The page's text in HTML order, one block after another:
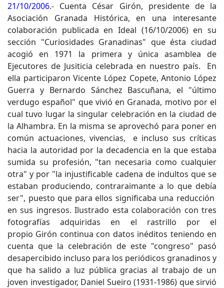
21/10/2006.- Cuenta César Girón, presidente de la
Asociación Granada Histórica, en una interesante
colaboración publicada en Ideal (16/10/2006) en su
sección "Curiosidades Granadinas" que ésta ciudad
acogió en 1971 la primera y única asamblea de
Ejecutores de Jusiticia celebrada en nuestro país. En
ella participaron Vicente López Copete, Antonio López
Guerra y Bernardo Sánchez Bascuñana, el "último
verdugo español" que vivió en Granada, motivo por el
cual tuvo lugar la singular celebración en la ciudad de
la Alhambra. En la misma se aprovechó para poner en
común actuaciones, vivencias, e incluso sus críticas
hacia la autoridad por la decadencia en la que estaba
sumida su profesión, "tan necesaria como cualquier
otra" y por "la injustificable cadena de indultos que se
estaban produciendo, contraraimante a lo que debía
ser", puesto que para ellos significaba una reducción
en sus ingresos. Ilustrado esta colaboración con tres
fotografías adquiridas en el rastrillo por el
propio Girón continua con datos inéditos teniendo en
cuenta que la celebración de este "congreso" pasó
desapercibido incluso para los periódicos granadinos y
que ha salido a luz pública gracias al trabajo de un
joven investigador, Daniel Sueiro (1931-1986) que sirvió